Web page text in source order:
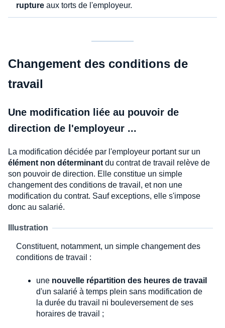
rupture aux torts de l'employeur.
Changement des conditions de
travail
Une modification liée au pouvoir de
direction de l'employeur ...
La modification décidée par l'employeur portant sur un
élément non déterminant du contrat de travail relève de
son pouvoir de direction. Elle constitue un simple
changement des conditions de travail, et non une
modification du contrat. Sauf exceptions, elle s'impose
donc au salarié.
Illustration
Constituent, notamment, un simple changement des
conditions de travail :
une nouvelle répartition des heures de travail
d'un salarié à temps plein sans modification de
la durée du travail ni bouleversement de ses
horaires de travail ;